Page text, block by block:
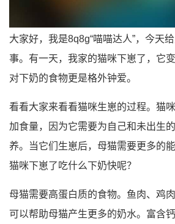
大家好，我是8q8g“喵喵达人”，今天
事。有一天，我家的猫咪下崽了，它
对下奶的食物更是格外钟爱。
看看大家来看看猫咪生崽的过程。猫
加食量，因为它需要为自己和未出生
养。当它们生崽后，母猫需要更多的
猫咪下崽了吃什么下奶快呢？
母猫需要高蛋白质的食物。鱼肉、鸡
可以帮助母猫产生更多的奶水。富含